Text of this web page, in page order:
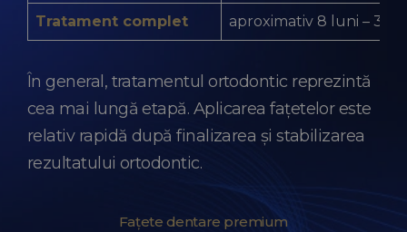
Tratament complet aproximativ 8 luni – 3 ani
În general, tratamentul ortodontic reprezintă
cea mai lungă etapă. Aplicarea fațetelor este
relativ rapidă după finalizarea și stabilizarea
rezultatului ortodontic.
Fațete dentare premium